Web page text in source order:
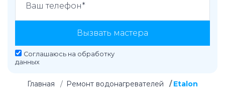
Вызвать мастера
Соглашаюсь на обработку
данных
Главная Ремонт водонагревателей Etalon